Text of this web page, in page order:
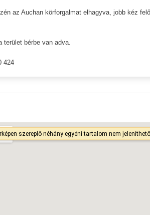
az Auchan körforgalmat elhagyva, jobb kéz
bérbe van adva.
424